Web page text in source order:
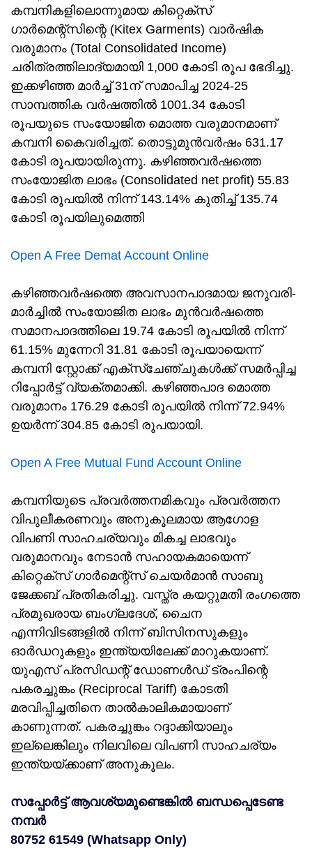
കമ്പനികളിലൊന്നുമായ കിറ്റെക്സ്
ഗാർമെന്റ്സിന്റെ (Kitex Garments) വാർഷിക
വരുമാനം (Total Consolidated Income)
ചരിത്രത്തിലാദ്യമായി 1,000 കോടി രൂപ ഭേദിച്ചു.
ഇക്കഴിഞ്ഞ മാർച്ച് 31ന് സമാപിച്ച 2024-25
സാമ്പത്തിക വർഷത്തിൽ 1001.34 കോടി
രൂപയുടെ സംയോജിത മൊത്ത വരുമാനമാണ്
കമ്പനി കൈവരിച്ചത്. തൊട്ടുമുൻവർഷം 631.17
കോടി രൂപയായിരുന്നു. കഴിഞ്ഞവർഷത്തെ
സംയോജിത ലാഭം (Consolidated net profit) 55.83
കോടി രൂപയിൽ നിന്ന് 143.14% കുതിച്ച് 135.74
കോടി രൂപയിലുമെത്തി
Open A Free Demat Account Online
കഴിഞ്ഞവർഷത്തെ അവസാനപാദമായ ജനുവരി-
മാർച്ചിൽ സംയോജിത ലാഭം മുൻവർഷത്തെ
സമാനപാദത്തിലെ 19.74 കോടി രൂപയിൽ നിന്ന്
61.15% മുന്നേറി 31.81 കോടി രൂപയായെന്ന്
കമ്പനി സ്റ്റോക്ക് എക്സ്ചേഞ്ചുകൾക്ക് സമർപ്പിച്ച
റിപ്പോർട്ട് വ്യക്തമാക്കി. കഴിഞ്ഞപാദ മൊത്ത
വരുമാനം 176.29 കോടി രൂപയിൽ നിന്ന് 72.94%
ഉയർന്ന് 304.85 കോടി രൂപയായി.
Open A Free Mutual Fund Account Online
കമ്പനിയുടെ പ്രവർത്തനമികവും പ്രവർത്തന
വിപുലീകരണവും അനുകൂലമായ ആഗോള
വിപണി സാഹചര്യവും മികച്ച ലാഭവും
വരുമാനവും നേടാൻ സഹായകമായെന്ന്
കിറ്റെക്സ് ഗാർമെന്റ്സ് ചെയർമാൻ സാബു
ജേക്കബ് പ്രതികരിച്ചു. വസ്ത്ര കയറ്റുമതി രംഗത്തെ
പ്രമുഖരായ ബംഗ്ലദേശ്, ചൈന
എന്നിവിടങ്ങളിൽ നിന്ന് ബിസിനസുകളും
ഓർഡറുകളും ഇന്ത്യയിലേക്ക് മാറുകയാണ്.
യുഎസ് പ്രസിഡന്റ് ഡോണൾഡ് ട്രംപിന്റെ
പകരച്ചുങ്കം (Reciprocal Tariff) കോടതി
മരവിപ്പിച്ചതിനെ താൽകാലികമായാണ്
കാണുന്നത്. പകരച്ചുങ്കം റദ്ദാക്കിയാലും
ഇല്ലെങ്കിലും നിലവിലെ വിപണി സാഹചര്യം
ഇന്ത്യയ്ക്കാണ് അനുകൂലം.
സപ്പോർട്ട് ആവശ്യമുണ്ടെങ്കിൽ ബന്ധപ്പെടേണ്ട
നമ്പർ
80752 61549 (Whatsapp Only)